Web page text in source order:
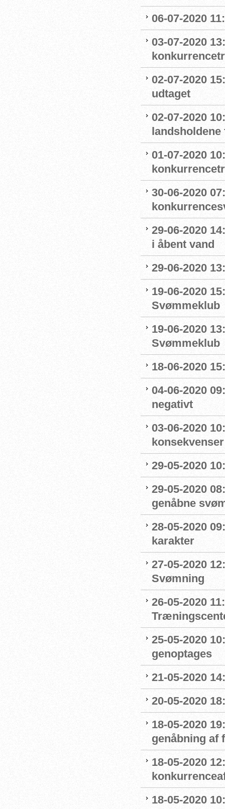
06-07-2020
03-07-2020
02-07-2020
udtaget
02-07-2020
01-07-2020
30-06-2020
29-06-2020
i åbent vand
29-06-2020
19-06-2020
Svømmeklub
19-06-2020
Svømmeklub
18-06-2020
04-06-2020
negativt
03-06-2020
29-05-2020
29-05-2020
genåbne
28-05-2020
karakter
27-05-2020
Svømning
26-05-2020
25-05-2020
genoptages
21-05-2020
20-05-2020
18-05-2020
genåbning af
18-05-2020
18-05-2020